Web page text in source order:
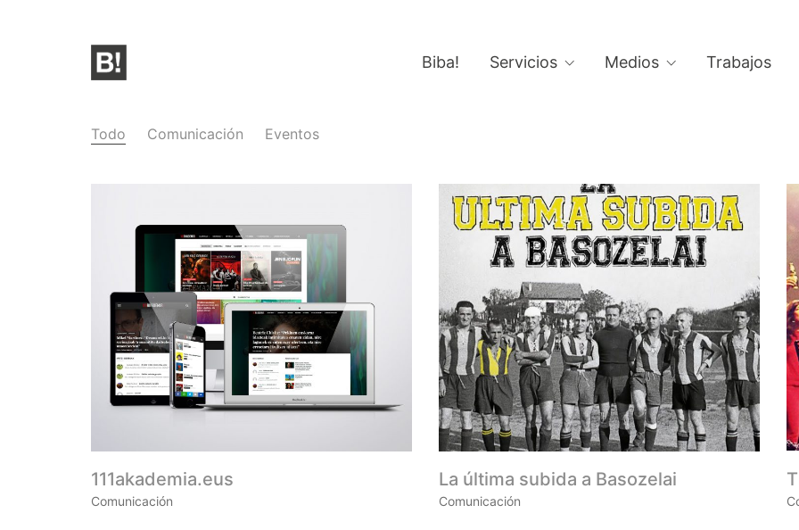
Biba! Servicios Medios Trabajos
Todo Comunicación Eventos
111akademia.eus
Comunicación
La última subida a Basozelai
Comunicación